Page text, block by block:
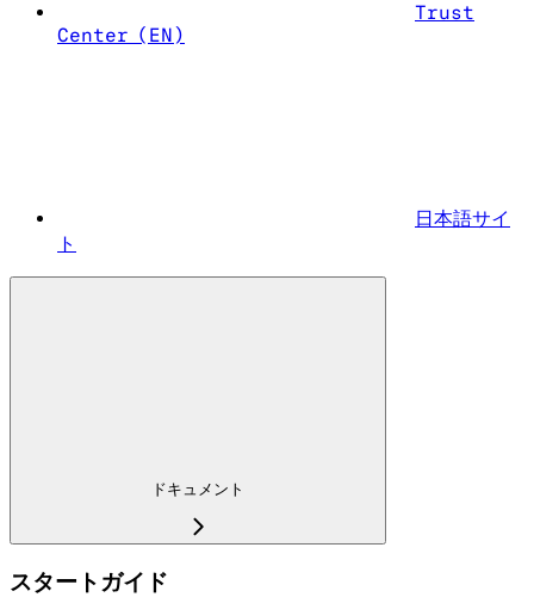
Trust
Center (EN)
日本語サイ
ト
ドキュメント
スタートガイド